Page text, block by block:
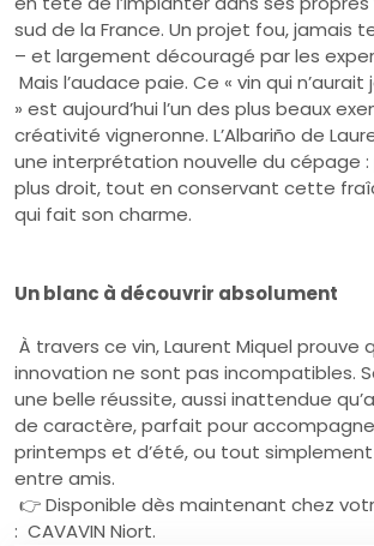
sud de la France. Un projet fou, jamais
– et largement découragé par les
Mais l’audace paie. Ce « vin qui
» est aujourd’hui l’un des plus beaux
créativité vigneronne. L’Albariño de
une interprétation nouvelle du cépage :
plus droit, tout en conservant cette
qui fait son charme.
Un blanc à découvrir absolument
À travers ce vin, Laurent Miquel
innovation ne sont pas incompatibles.
une belle réussite, aussi inattendue
de caractère, parfait pour
printemps et d’été, ou tout
entre amis.
👉 Disponible dès maintenant chez
: CAVAVIN Niort.